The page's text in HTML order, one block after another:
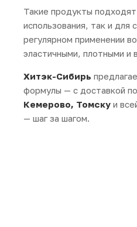
Такие продукты
использования, так и для
регулярном применении
эластичными, плотными и
Хитэк-Сибирь
формулы — с доставкой по
Кемерово, Томску и
— шаг за шагом.